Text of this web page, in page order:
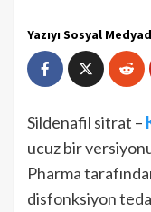
Yazıyı Sosyal
Sildenafil sitrat –
ucuz bir
Pharma
disfonksiyon